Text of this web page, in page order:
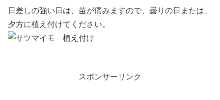
日差しの強い日は、苗が痛みますので、曇りの日または、
夕方に植え付けてください。
スポンサーリンク